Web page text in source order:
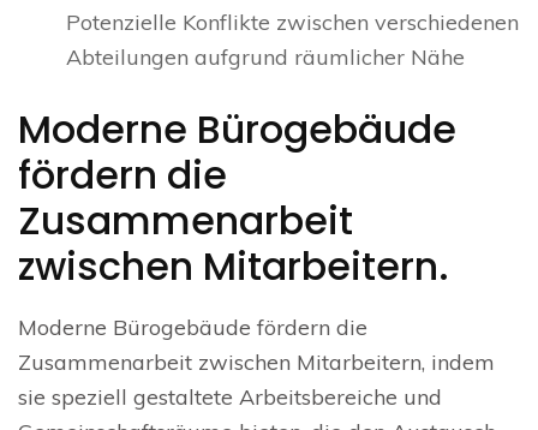
Potenzielle Konflikte zwischen verschiedenen
Abteilungen aufgrund räumlicher Nähe
Moderne Bürogebäude
fördern die
Zusammenarbeit
zwischen Mitarbeitern.
Moderne Bürogebäude fördern die
Zusammenarbeit zwischen Mitarbeitern, indem
sie speziell gestaltete Arbeitsbereiche und